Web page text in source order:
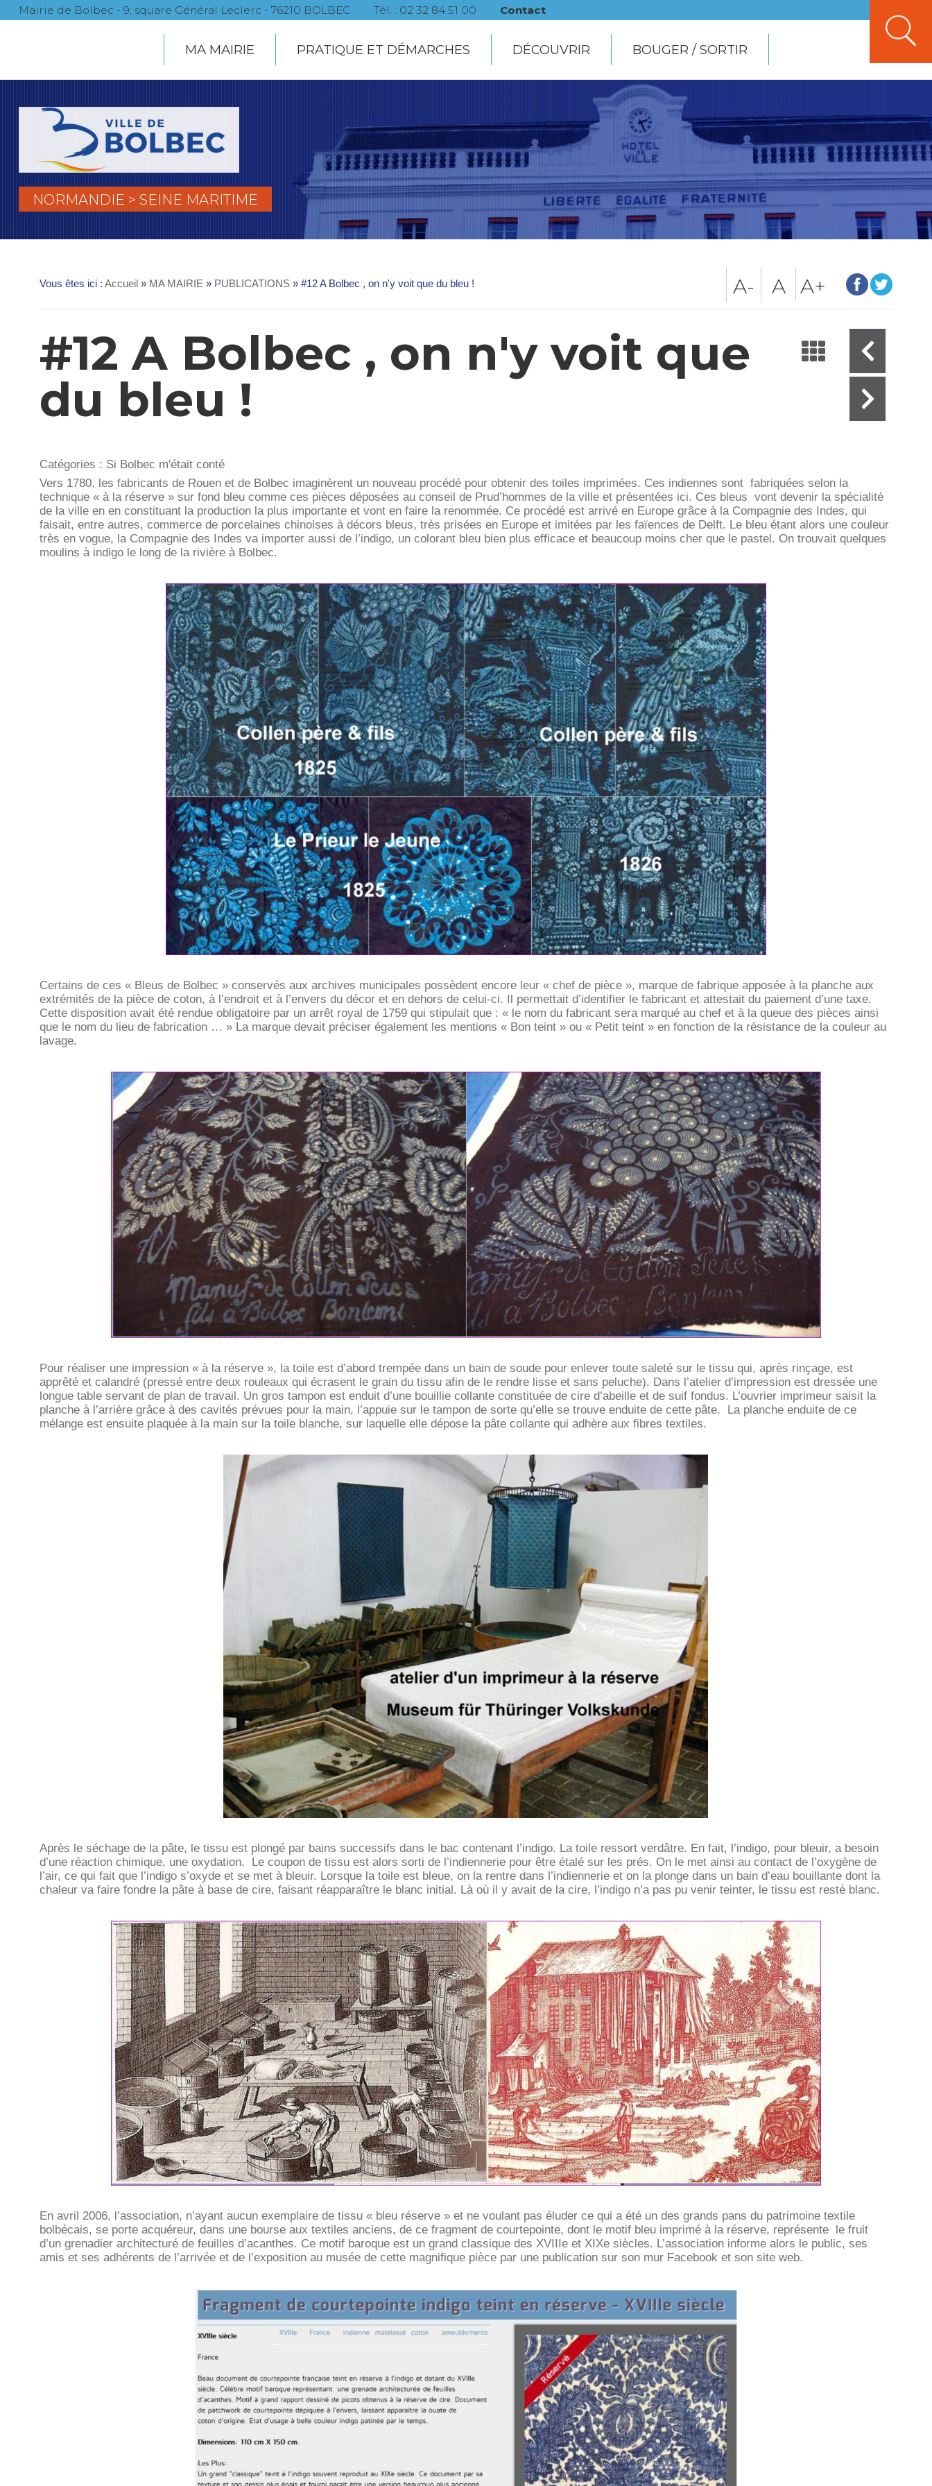
Mairie de Bolbec - 9, square Général Leclerc - 76210 BOLBEC Tél. : 02 32 84 51 00 Contact
MA MAIRIE PRATIQUE ET DÉMARCHES DÉCOUVRIR BOUGER / SORTIR
NORMANDIE > SEINE MARITIME
Vous êtes ici : Accueil» MA MAIRIE » PUBLICATIONS» #12 A Bolbec , on n'y voit que du bleu ! A+
A
A-
#12 A Bolbec , on n'y voit que
du bleu !
Catégories : Si Bolbec m'était conté
Vers 1780, les fabricants de Rouen et de Bolbec imaginèrent un nouveau procédé pour obtenir des toiles imprimées. Ces indiennes sont fabriquées selon la
technique « à la réserve » sur fond bleu comme ces pièces déposées au conseil de Prud’hommes de la ville et présentées ici. Ces bleus vont devenir la spécialité
de la ville en en constituant la production la plus importante et vont en faire la renommée. Ce procédé est arrivé en Europe grâce à la Compagnie des Indes, qui
faisait, entre autres, commerce de porcelaines chinoises à décors bleus, très prisées en Europe et imitées par les faïences de Delft. Le bleu étant alors une couleur
très en vogue, la Compagnie des Indes va importer aussi de l’indigo, un colorant bleu bien plus efficace et beaucoup moins cher que le pastel. On trouvait quelques
moulins à indigo le long de la rivière à Bolbec.
Certains de ces « Bleus de Bolbec » conservés aux archives municipales possèdent encore leur « chef de pièce », marque de fabrique apposée à la planche aux
extrémités de la pièce de coton, à l’endroit et à l’envers du décor et en dehors de celui-ci. Il permettait d’identifier le fabricant et attestait du paiement d’une taxe.
Cette disposition avait été rendue obligatoire par un arrêt royal de 1759 qui stipulait que : « le nom du fabricant sera marqué au chef et à la queue des pièces ainsi
que le nom du lieu de fabrication … » La marque devait préciser également les mentions « Bon teint » ou « Petit teint » en fonction de la résistance de la couleur au
lavage.
Pour réaliser une impression « à la réserve », la toile est d’abord trempée dans un bain de soude pour enlever toute saleté sur le tissu qui, après rinçage, est
apprêté et calandré (pressé entre deux rouleaux qui écrasent le grain du tissu afin de le rendre lisse et sans peluche). Dans l’atelier d’impression est dressée une
longue table servant de plan de travail. Un gros tampon est enduit d’une bouillie collante constituée de cire d’abeille et de suif fondus. L’ouvrier imprimeur saisit la
planche à l’arrière grâce à des cavités prévues pour la main, l’appuie sur le tampon de sorte qu’elle se trouve enduite de cette pâte. La planche enduite de ce
mélange est ensuite plaquée à la main sur la toile blanche, sur laquelle elle dépose la pâte collante qui adhère aux fibres textiles.
Après le séchage de la pâte, le tissu est plongé par bains successifs dans le bac contenant l’indigo. La toile ressort verdâtre. En fait, l’indigo, pour bleuir, a besoin
d’une réaction chimique, une oxydation. Le coupon de tissu est alors sorti de l’indiennerie pour être étalé sur les prés. On le met ainsi au contact de l’oxygène de
l’air, ce qui fait que l’indigo s’oxyde et se met à bleuir. Lorsque la toile est bleue, on la rentre dans l’indiennerie et on la plonge dans un bain d’eau bouillante dont la
chaleur va faire fondre la pâte à base de cire, faisant réapparaître le blanc initial. Là où il y avait de la cire, l’indigo n’a pas pu venir teinter, le tissu est resté blanc.
En avril 2006, l’association, n’ayant aucun exemplaire de tissu « bleu réserve » et ne voulant pas éluder ce qui a été un des grands pans du patrimoine textile
bolbécais, se porte acquéreur, dans une bourse aux textiles anciens, de ce fragment de courtepointe, dont le motif bleu imprimé à la réserve, représente le fruit
d’un grenadier architecturé de feuilles d’acanthes. Ce motif baroque est un grand classique des XVIIIe et XIXe siècles. L’association informe alors le public, ses
amis et ses adhérents de l’arrivée et de l’exposition au musée de cette magnifique pièce par une publication sur son mur Facebook et son site web.